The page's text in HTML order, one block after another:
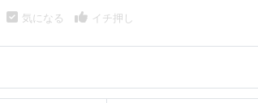
気になる イチ押し